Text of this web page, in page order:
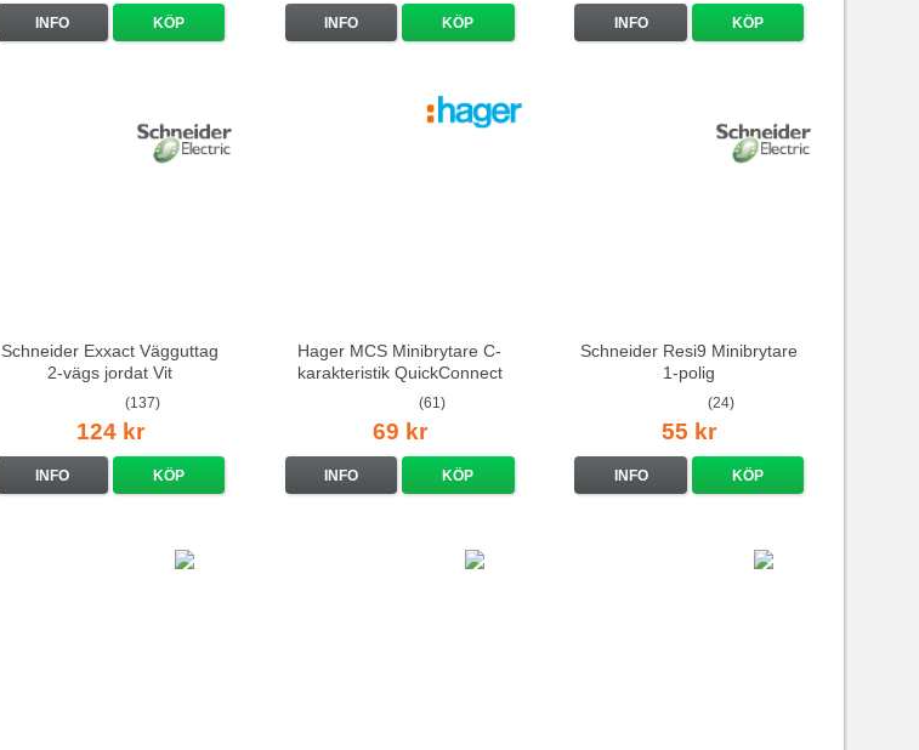
INFO KÖP INFO KÖP INFO KÖP
Schneider Exxact Vägguttag
2-vägs jordat Vit
standarduttag
(137)
124 kr
INFO KÖP
Hager MCS Minibrytare C-
karakteristik QuickConnect
(61)
69 kr
INFO KÖP
Schneider Resi9 Minibrytare
1-polig
(24)
55 kr
INFO KÖP